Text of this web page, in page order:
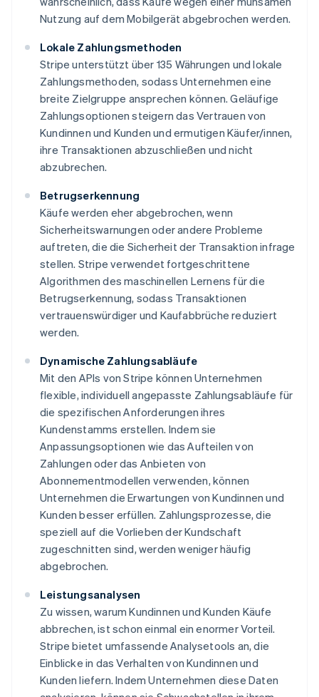
Nutzung auf dem Mobilgerät abgebrochen werden.
Lokale Zahlungsmethoden
Stripe unterstützt über 135 Währungen und lokale
Zahlungsmethoden, sodass Unternehmen eine
breite Zielgruppe ansprechen können. Geläufige
Zahlungsoptionen steigern das Vertrauen von
Kundinnen und Kunden und ermutigen Käufer/innen,
ihre Transaktionen abzuschließen und nicht
abzubrechen.
Betrugserkennung
Käufe werden eher abgebrochen, wenn
Sicherheitswarnungen oder andere Probleme
auftreten, die die Sicherheit der Transaktion infrage
stellen. Stripe verwendet fortgeschrittene
Algorithmen des maschinellen Lernens für die
Betrugserkennung, sodass Transaktionen
vertrauenswürdiger und Kaufabbrüche reduziert
werden.
Dynamische Zahlungsabläufe
Mit den APIs von Stripe können Unternehmen
flexible, individuell angepasste Zahlungsabläufe für
die spezifischen Anforderungen ihres
Kundenstamms erstellen. Indem sie
Anpassungsoptionen wie das Aufteilen von
Zahlungen oder das Anbieten von
Abonnementmodellen verwenden, können
Unternehmen die Erwartungen von Kundinnen und
Kunden besser erfüllen. Zahlungsprozesse, die
speziell auf die Vorlieben der Kundschaft
zugeschnitten sind, werden weniger häufig
abgebrochen.
Leistungsanalysen
Zu wissen, warum Kundinnen und Kunden Käufe
abbrechen, ist schon einmal ein enormer Vorteil.
Stripe bietet umfassende Analysetools an, die
Einblicke in das Verhalten von Kundinnen und
Kunden liefern. Indem Unternehmen diese Daten